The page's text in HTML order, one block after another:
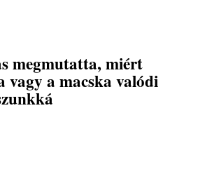
megmutatta, miért
vagy a macska valódi